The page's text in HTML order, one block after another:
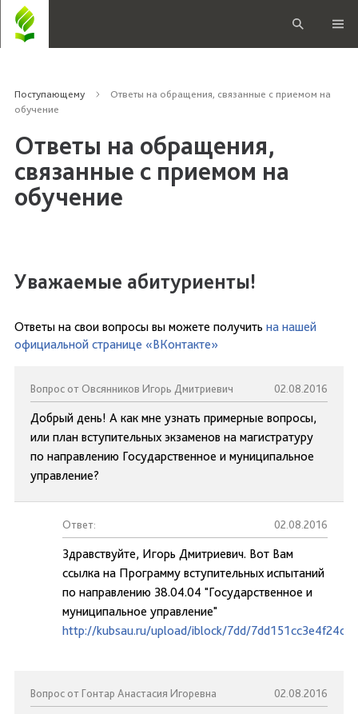
Поступающему
Ответы на обращения, связанные с приемом на
обучение
Ответы на обращения,
связанные с приемом на
обучение
Уважаемые абитуриенты!
Ответы на свои вопросы вы можете получить на нашей
официальной странице «ВКонтакте»
Вопрос от Овсянников Игорь Дмитриевич 02.08.2016
Добрый день! А как мне узнать примерные вопросы,
или план вступительных экзаменов на магистратуру
по направлению Государственное и муниципальное
управление?
Ответ: 02.08.2016
Здравствуйте, Игорь Дмитриевич. Вот Вам
ссылка на Программу вступительных испытаний
по направлению 38.04.04 "Государственное и
муниципальное управление"
http://kubsau.ru/upload/iblock/7dd/
Вопрос от Гонтар Анастасия Игоревна 02.08.2016